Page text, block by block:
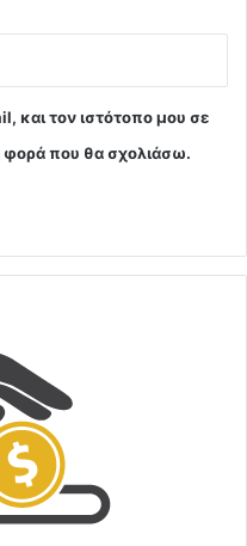
και τον ιστότοπο μου σε
φορά που θα σχολιάσω.